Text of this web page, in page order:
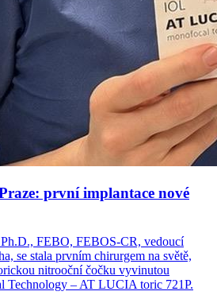
první implantace nové
FEBO, FEBOS-CR, vedoucí
se stala prvním chirurgem na světě,
nitrooční čočku vyvinutou
Technology – AT LUCIA toric 721P.